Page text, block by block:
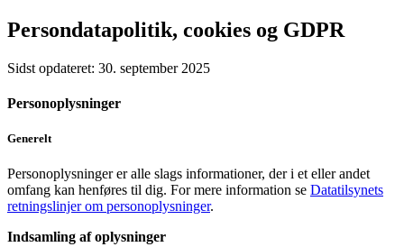
Persondatapolitik, cookies og GDPR
Sidst opdateret: 30. september 2025
Personoplysninger
Generelt
Personoplysninger er alle slags informationer, der i et eller andet
omfang kan henføres til dig. For mere information se Datatilsynets
retningslinjer om personoplysninger.
Indsamling af oplysninger